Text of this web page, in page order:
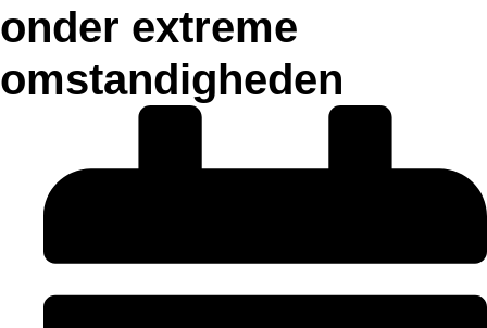
onder extreme
omstandigheden